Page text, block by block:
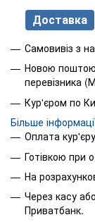
Доставка
Самовивіз з
Новою поштою
перевізника
Кур'єром по
Більше
Оплата
Готівкою при
На
Через касу
Приватбанк.